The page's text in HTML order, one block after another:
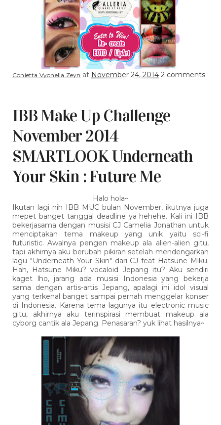
Conietta Vyonella Zeyn at November 24, 2014 2 comments
IBB Make Up Challenge
November 2014
SMARTLOOK Underneath
Your Skin : Future Me
Halo hola~
Ikutan lagi nih IBB MUC bulan November, ikutnya juga
mepet banget tanggal deadline ya hehehe. Kali ini IBB
bekerjasama dengan musisi CJ Camelia Jonathan untuk
menciptakan tema makeup yang unik yaitu sci-fi
futuristic. Awalnya pengen makeup ala alien-alien gitu,
tapi akhirnya aku berubah pikiran setelah mendengarkan
lagu "Underneath Your Skin" dari CJ feat Hatsune Miku.
Hah, Hatsune Miku? vocaloid Jepang itu? Aku sendiri
kaget lho, jarang ada musisi Indonesia yang bekerja
sama dengan artis-artis Jepang, apalagi ini idol visual
yang terkenal banget sampai pernah menggelar konser
di Indonesia. Karena tema lagunya itu electronic music
gitu, akhirnya aku terinspirasi membuat makeup ala
cyborg cantik ala Jepang. Penasaran? yuk lihat hasilnya~